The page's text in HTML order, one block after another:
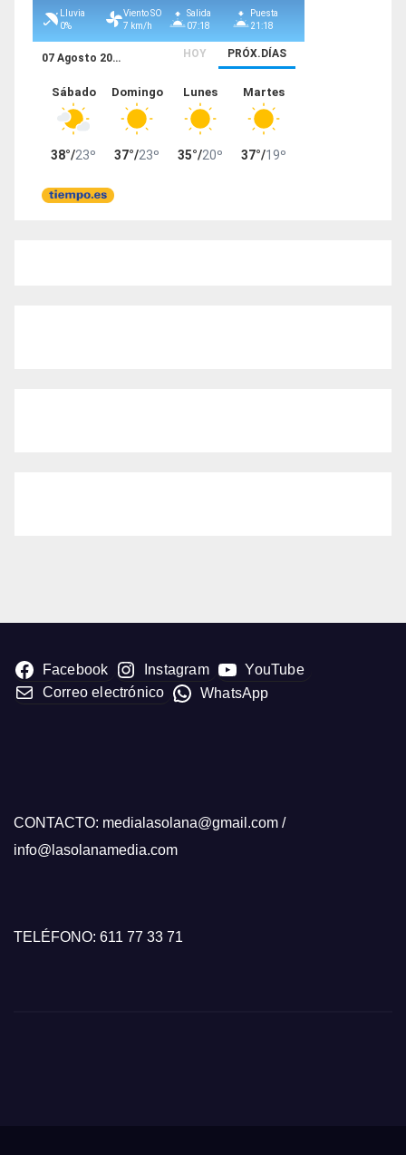
Facebook Instagram
YouTube
Correo electrónico
WhatsApp
CONTACTO: medialasolana@gmail.com /
info@lasolanamedia.com
TELÉFONO: 611 77 33 71